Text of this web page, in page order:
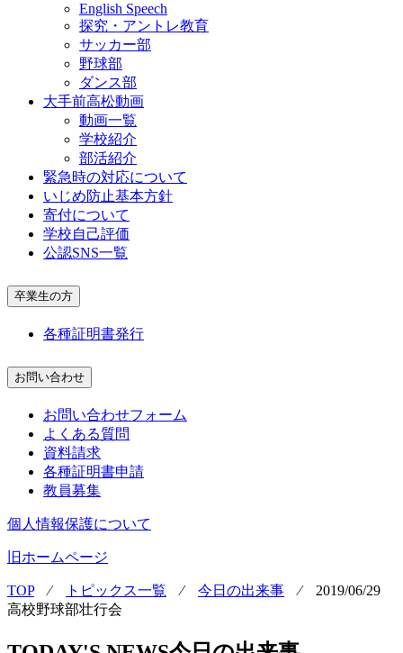
English Speech
探究・アントレ教育
サッカー部
野球部
ダンス部
大手前高松動画
動画一覧
学校紹介
部活紹介
緊急時の対応について
いじめ防止基本方針
寄付について
学校自己評価
公認SNS一覧
卒業生の方
各種証明書発行
お問い合わせ
お問い合わせフォーム
よくある質問
資料請求
各種証明書申請
教員募集
個人情報保護について
旧ホームページ
TOP⁄ トピックス一覧 ⁄ 今日の出来事 ⁄ 2019/06/29
高校野球部壮行会